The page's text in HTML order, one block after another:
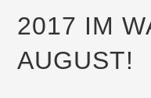
2017 IM
AUGUST!